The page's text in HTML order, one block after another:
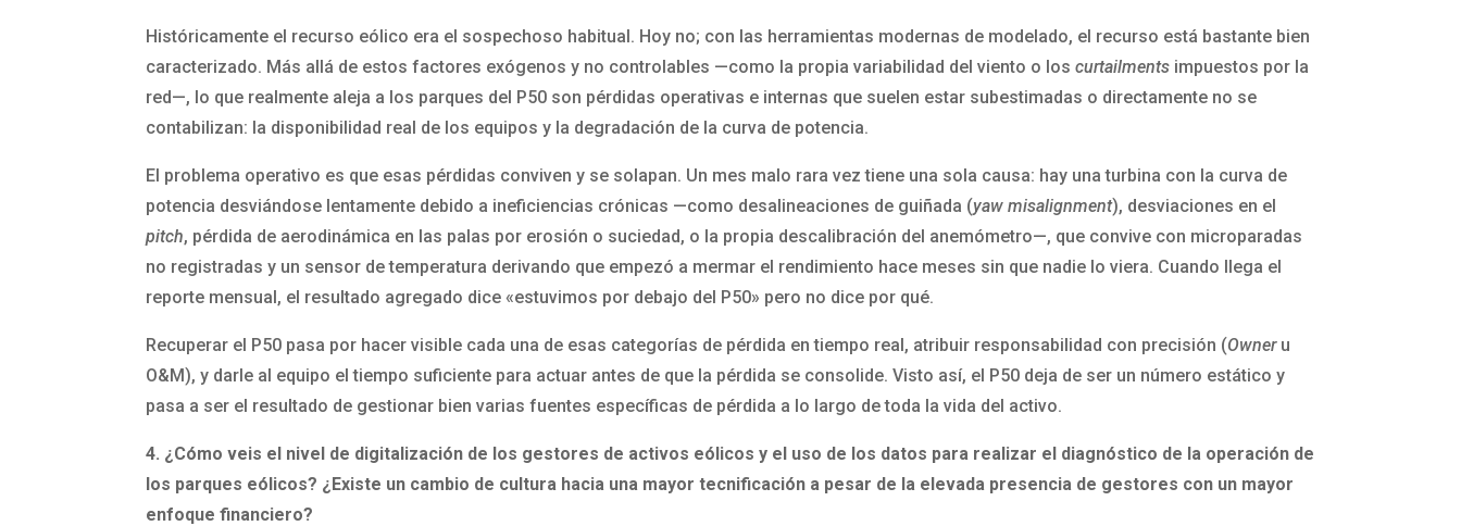
Históricamente el recurso eólico era el sospechoso habitual. Hoy no; con las herramientas modernas de modelado, el recurso está bastante bien
caracterizado. Más allá de estos factores exógenos y no controlables —como la propia variabilidad del viento o loscurtailments impuestos por la
red—, lo que realmente aleja a los parques del P50 son pérdidas operativas e internas que suelen estar subestimadas o directamente no se
contabilizan: la disponibilidad real de los equipos y la degradación de la curva de potencia.
El problema operativo es que esas pérdidas conviven y se solapan. Un mes malo rara vez tiene una sola causa: hay una turbina con la curva de
potencia desviándose lentamente debido a ineficiencias crónicas —como desalineaciones de guiñada (yaw misalignment), desviaciones en el
pitch, pérdida de aerodinámica en las palas por erosión o suciedad, o la propia descalibración del anemómetro—, que convive con microparadas
no registradas y un sensor de temperatura derivando que empezó a mermar el rendimiento hace meses sin que nadie lo viera. Cuando llega el
reporte mensual, el resultado agregado dice «estuvimos por debajo del P50» pero no dice por qué.
Recuperar el P50 pasa por hacer visible cada una de esas categorías de pérdida en tiempo real, atribuir responsabilidad con precisión (Owneru
O&M), y darle al equipo el tiempo suficiente para actuar antes de que la pérdida se consolide. Visto así, el P50 deja de ser un número estático y
pasa a ser el resultado de gestionar bien varias fuentes específicas de pérdida a lo largo de toda la vida del activo.
4. ¿Cómo veis el nivel de digitalización de los gestores de activos eólicos y el uso de los datos para realizar el diagnóstico de la operación de
los parques eólicos? ¿Existe un cambio de cultura hacia una mayor tecnificación a pesar de la elevada presencia de gestores con un mayor
enfoque financiero?